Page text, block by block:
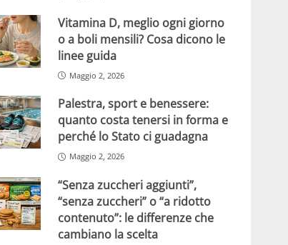
Vitamina D, meglio ogni giorno
o a boli mensili? Cosa dicono le
linee guida
Maggio 2, 2026
Palestra, sport e benessere:
quanto costa tenersi in forma e
perché lo Stato ci guadagna
Maggio 2, 2026
“Senza zuccheri aggiunti”,
“senza zuccheri” o “a ridotto
contenuto”: le differenze che
cambiano la scelta